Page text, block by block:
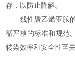
存，以防止降解。
线性聚乙烯亚胺的
循严格的标准和规范
转染效率和安全性至关